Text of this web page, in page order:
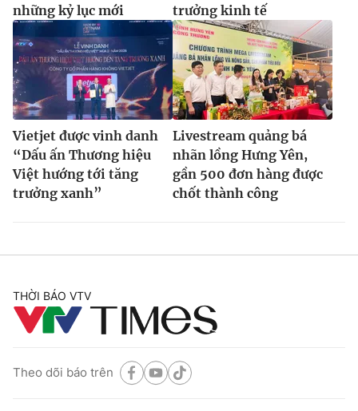
những kỷ lục mới
trưởng kinh tế
Vietjet được vinh danh
“Dấu ấn Thương hiệu
Việt hướng tới tăng
trưởng xanh”
Livestream quảng bá
nhãn lồng Hưng Yên,
gần 500 đơn hàng được
chốt thành công
THỜI BÁO VTV
Theo dõi báo trên